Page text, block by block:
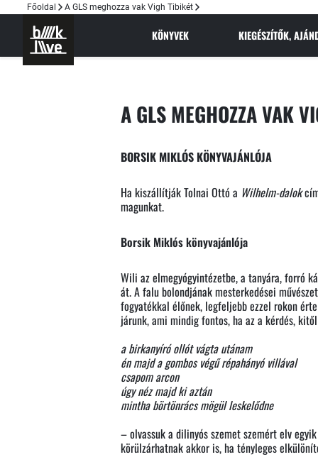
Főoldal A GLS meghozza vak Vigh Tibikét
KÖNYVEK KIEGÉSZÍTŐK,
A GLS MEGHOZZA VAK
BORSIK MIKLÓS KÖNYVAJÁNLÓJA
Ha kiszállítják Tolnai Ottó a Wilhelm-dalok
magunkat.
Borsik Miklós könyvajánlója
Wili az elmegyógyintézetbe, a tanyára, forró
át. A falu bolondjának mesterkedései
fogyatékkal élőnek, legfeljebb ezzel rokon
járunk, ami mindig fontos, ha az a kérdés,
a birkanyíró ollót vágta utánam
én majd a gombos végű répahányó villával
csapom arcon
úgy néz majd ki aztán
mintha börtönrács mögül leskelődne
– olvassuk a dilinyós szemet szemért elv
körülzárhatnak akkor is, ha tényleges